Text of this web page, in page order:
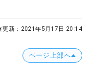
新： 2021年5月17日 20:14
ページ上部へ